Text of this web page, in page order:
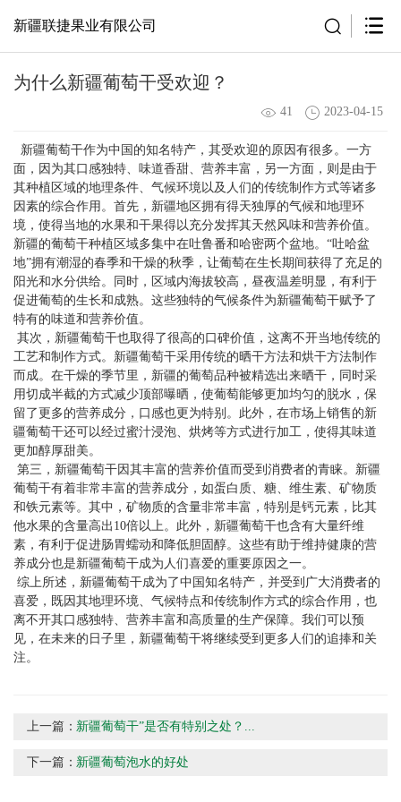
新疆联捷果业有限公司
为什么新疆葡萄干受欢迎？
41 2023-04-15
新疆葡萄干作为中国的知名特产，其受欢迎的原因有很多。一方
面，因为其口感独特、味道香甜、营养丰富，另一方面，则是由于
其种植区域的地理条件、气候环境以及人们的传统制作方式等诸多
因素的综合作用。首先，新疆地区拥有得天独厚的气候和地理环
境，使得当地的水果和干果得以充分发挥其天然风味和营养价值。
新疆的葡萄干种植区域多集中在吐鲁番和哈密两个盆地。“吐哈盆
地”拥有潮湿的春季和干燥的秋季，让葡萄在生长期间获得了充足的
阳光和水分供给。同时，区域内海拔较高，昼夜温差明显，有利于
促进葡萄的生长和成熟。这些独特的气候条件为新疆葡萄干赋予了
特有的味道和营养价值。
其次，新疆葡萄干也取得了很高的口碑价值，这离不开当地传统的
工艺和制作方式。新疆葡萄干采用传统的晒干方法和烘干方法制作
而成。在干燥的季节里，新疆的葡萄品种被精选出来晒干，同时采
用切成半截的方式减少顶部曝晒，使葡萄能够更加均匀的脱水，保
留了更多的营养成分，口感也更为特别。此外，在市场上销售的新
疆葡萄干还可以经过蜜汁浸泡、烘烤等方式进行加工，使得其味道
更加醇厚甜美。
第三，新疆葡萄干因其丰富的营养价值而受到消费者的青睐。新疆
葡萄干有着非常丰富的营养成分，如蛋白质、糖、维生素、矿物质
和铁元素等。其中，矿物质的含量非常丰富，特别是钙元素，比其
他水果的含量高出10倍以上。此外，新疆葡萄干也含有大量纤维
素，有利于促进肠胃蠕动和降低胆固醇。这些有助于维持健康的营
养成分也是新疆葡萄干成为人们喜爱的重要原因之一。
综上所述，新疆葡萄干成为了中国知名特产，并受到广大消费者的
喜爱，既因其地理环境、气候特点和传统制作方式的综合作用，也
离不开其口感独特、营养丰富和高质量的生产保障。我们可以预
见，在未来的日子里，新疆葡萄干将继续受到更多人们的追捧和关
注。
上一篇： 新疆葡萄干”是否有特别之处？...
下一篇： 新疆葡萄泡水的好处